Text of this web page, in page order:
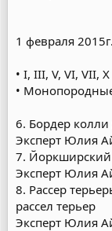
1 февраля 2015г.
• I, III, V, VI, VII,
•
6. Бордер
Эксперт Юлия
7. Йоркширский
Эксперт Юлия
8. Рассер
рассел терьер
Эксперт Юлия